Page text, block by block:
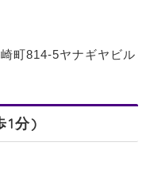
町814-5ヤナギヤビル
1分)